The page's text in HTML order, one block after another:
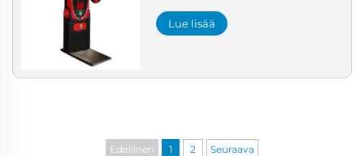
arkadipelimuotosepän
valmistama kone
Lue lisää
Edellinen 1 2 Seuraava